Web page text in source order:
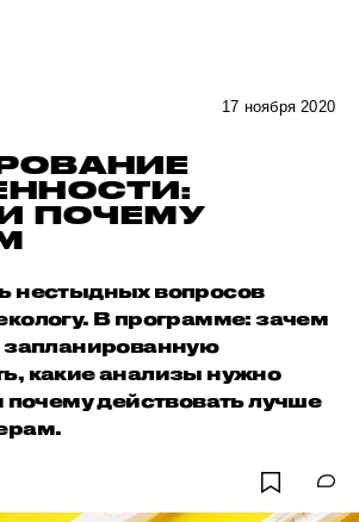
17 ноября 2020
ПОЧЕМУ
нестыдных вопросов
В программе: зачем
запланированную
какие анализы нужно
почему действовать лучше